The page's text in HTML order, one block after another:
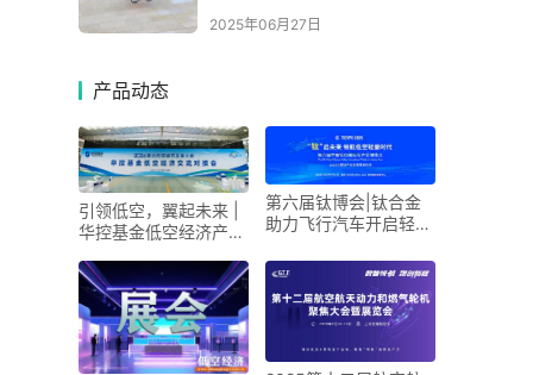
2025年06月27日
产品动态
引领低空，翼起未来 |
华控基金低空经济产业
第六届钛博会|钛合金
助力飞行汽车开启轻量